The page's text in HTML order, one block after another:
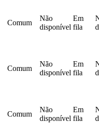
Comum
Não
disponível
Em
fila
Comum
Não
disponível
Em
fila
Comum
Não
disponível
Em
fila